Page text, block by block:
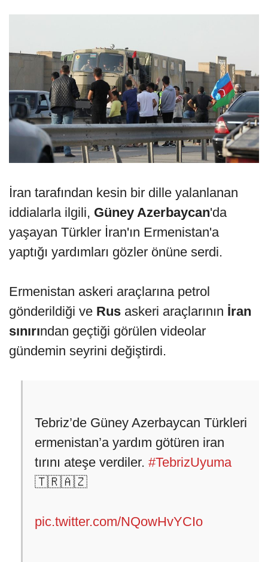
İran tarafından kesin bir dille yalanlanan
iddialarla ilgili, Güney Azerbaycan'da
yaşayan Türkler İran'ın Ermenistan'a
yaptığı yardımları gözler önüne serdi.
Ermenistan askeri araçlarına petrol
gönderildiği ve Rus askeri araçlarının İran
sınırından geçtiği görülen videolar
gündemin seyrini değiştirdi.
Tebriz’de Güney Azerbaycan Türkleri
ermenistan’a yardım götüren iran
tırını ateşe verdiler. #TebrizUyuma
🇹🇷🇦🇿
pic.twitter.com/NQowHvYCIo